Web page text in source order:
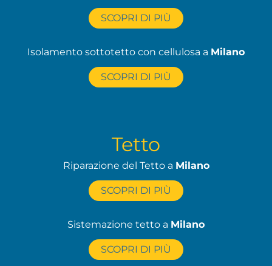
SCOPRI DI PIÙ
Isolamento sottotetto con cellulosa a Milano
SCOPRI DI PIÙ
Tetto
Riparazione del Tetto a Milano
SCOPRI DI PIÙ
Sistemazione tetto a Milano
SCOPRI DI PIÙ